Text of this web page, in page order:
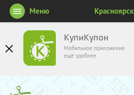
КупиКупон
Мобильное приложение
ещё удобнее
Меню Красноярск